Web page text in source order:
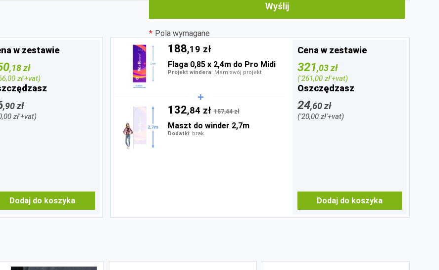
Wyślij
Pola wymagane
w zestawie
,18 zł
zł'+vat)
,90 zł
zł'+vat)
Dodaj do koszyka
188,19 zł
Flaga 0,85 x 2,4m do Pro Midi
Projekt windera: Mam swój projekt
132,84 zł 157,44 zł
Maszt do winder 2,7m
Dodatki: brak
Cena w zestawie
321,03 zł
('261,00 zł'+vat)
Oszczędzasz
24,60 zł
('20,00 zł'+vat)
Dodaj do koszyka